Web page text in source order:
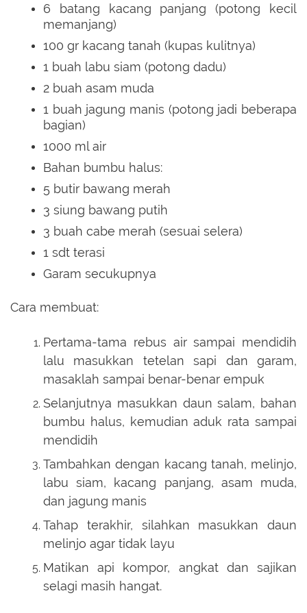
6 batang kacang panjang (potong kecil
memanjang)
100 gr kacang tanah (kupas kulitnya)
1 buah labu siam (potong dadu)
2 buah asam muda
1 buah jagung manis (potong jadi beberapa
bagian)
1000 ml air
Bahan bumbu halus:
5 butir bawang merah
3 siung bawang putih
3 buah cabe merah (sesuai selera)
1 sdt terasi
Garam secukupnya
Cara membuat:
Pertama-tama rebus air sampai mendidih
lalu masukkan tetelan sapi dan garam,
masaklah sampai benar-benar empuk
Selanjutnya masukkan daun salam, bahan
bumbu halus, kemudian aduk rata sampai
mendidih
Tambahkan dengan kacang tanah, melinjo,
labu siam, kacang panjang, asam muda,
dan jagung manis
Tahap terakhir, silahkan masukkan daun
melinjo agar tidak layu
Matikan api kompor, angkat dan sajikan
selagi masih hangat.